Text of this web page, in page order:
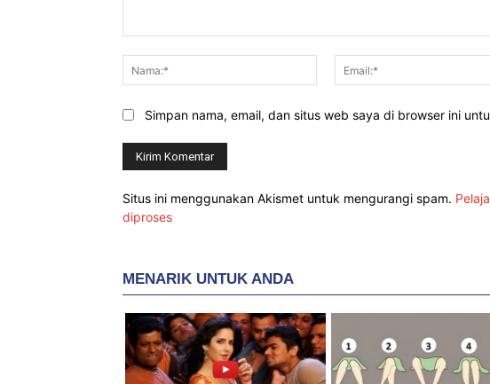
Nama:*
Simpan nama, email, dan situs web saya di browser ini
Situs ini menggunakan Akismet untuk mengurangi spam.
diproses